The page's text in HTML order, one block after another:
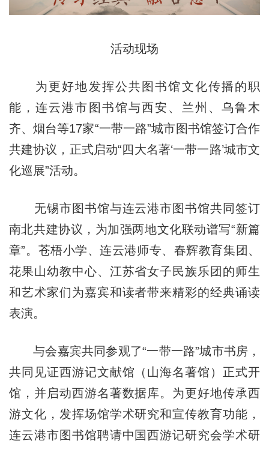
活动现场
为更好地发挥公共图书馆文化传播的职
能，连云港市图书馆与西安、兰州、乌鲁木
齐、烟台等17家“一带一路”城市图书馆签订合作
共建协议，正式启动“四大名著‘一带一路’城市文
化巡展”活动。
无锡市图书馆与连云港市图书馆共同签订
南北共建协议，为加强两地文化联动谱写“新篇
章”。苍梧小学、连云港师专、春辉教育集团、
花果山幼教中心、江苏省女子民族乐团的师生
和艺术家们为嘉宾和读者带来精彩的经典诵读
表演。
与会嘉宾共同参观了“一带一路”城市书房，
共同见证西游记文献馆（山海名著馆）正式开
馆，并启动西游名著数据库。为更好地传承西
游文化，发挥场馆学术研究和宣传教育功能，
连云港市图书馆聘请中国西游记研究会学术研